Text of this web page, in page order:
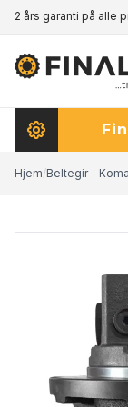
2 års garanti på alle
Hjem/Beltegir -